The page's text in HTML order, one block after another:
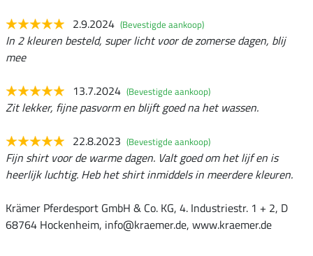
2.9.2024 (Bevestigde aankoop)
In 2 kleuren besteld, super licht voor de zomerse dagen, blij
mee
13.7.2024 (Bevestigde aankoop)
Zit lekker, fijne pasvorm en blijft goed na het wassen.
22.8.2023 (Bevestigde aankoop)
Fijn shirt voor de warme dagen. Valt goed om het lijf en is
heerlijk luchtig. Heb het shirt inmiddels in meerdere kleuren.
Krämer Pferdesport GmbH & Co. KG, 4. Industriestr. 1 + 2, D
68764 Hockenheim, info@kraemer.de, www.kraemer.de